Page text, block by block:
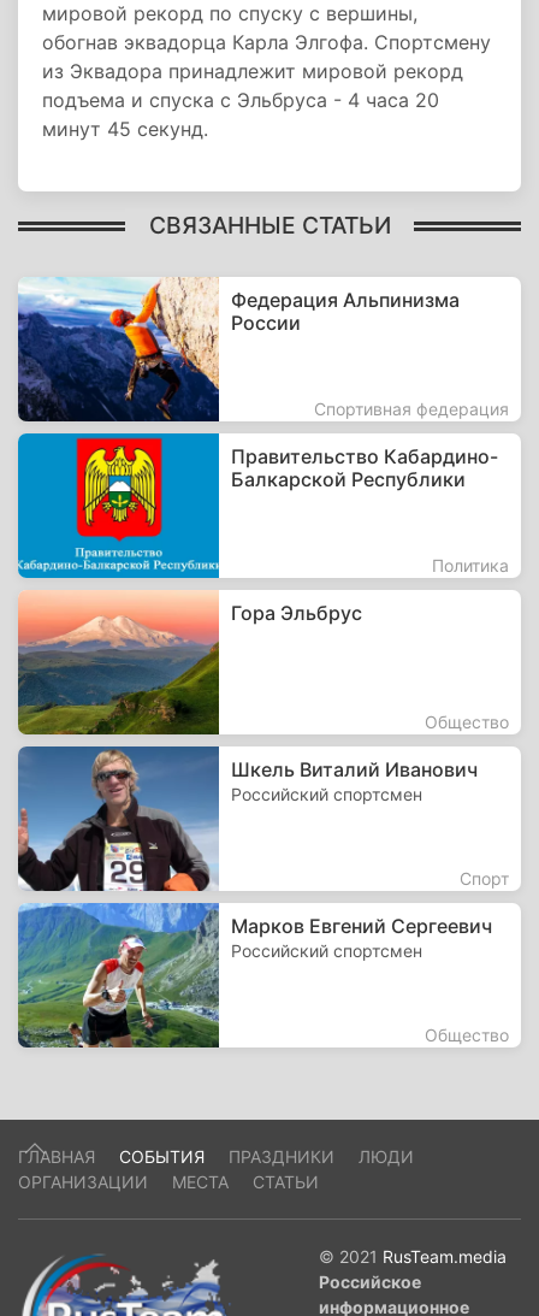
мировой рекорд по спуску с вершины,
обогнав эквадорца Карла Элгофа. Спортсмену
из Эквадора принадлежит мировой рекорд
подъема и спуска с Эльбруса - 4 часа 20
минут 45 секунд.
СВЯЗАННЫЕ СТАТЬИ
Федерация Альпинизма
России
Спортивная федерация
Правительство Кабардино-
Балкарской Республики
Политика
Гора Эльбрус
Общество
Шкель Виталий Иванович
Российский спортсмен
Спорт
Марков Евгений Сергеевич
Российский спортсмен
Общество
ГЛАВНАЯ СОБЫТИЯ ПРАЗДНИКИ
ЛЮДИ
ОРГАНИЗАЦИИ
МЕСТА СТАТЬИ
© 2021 RusTeam.media
Российское
информационное